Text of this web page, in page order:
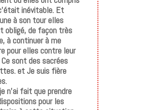
inévitable. Et
à son tour elles
obligé, de façon très
à continuer à me
pour elles contre leur
Ce sont des sacrées
et Je suis fière
n’ai fait que prendre
pour les